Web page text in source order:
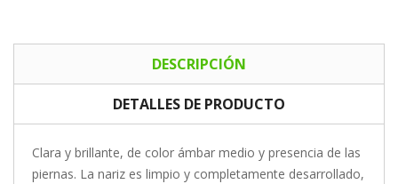
DESCRIPCIÓN
DETALLES DE PRODUCTO
Clara y brillante, de color ámbar medio y presencia de las
piernas. La nariz es limpio y completamente desarrollado,